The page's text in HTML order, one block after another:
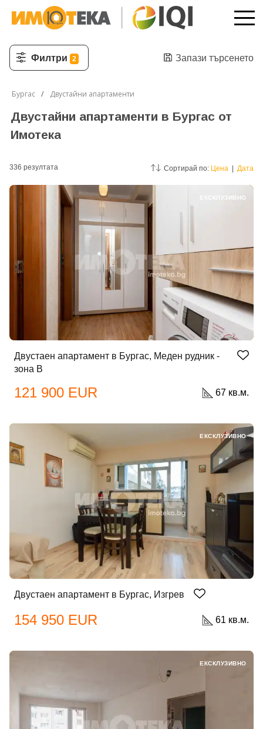
Филтри 2 Запази търсенето
Бургас Двустайни апартаменти
Двустайни апартаменти в Бургас от
Имотека
336 резултатa Сортирай по: Цена Дата
Двустаен апартамент в Бургас, Меден рудник -
зона В
121 900 EUR 67 кв.м.
ЕКСКЛУЗИВНО
Двустаен апартамент в Бургас, Изгрев
154 950 EUR 61 кв.м.
ЕКСКЛУЗИВНО
ЕКСКЛУЗИВНО